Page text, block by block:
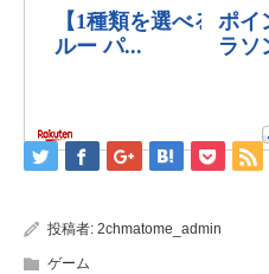
投稿者: 2chmatome_admin
ゲーム